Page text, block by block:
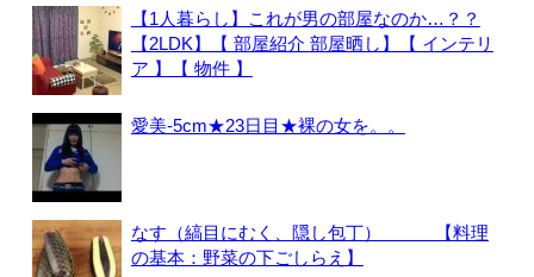
【1人暮らし】これが男の部屋なのか…？？
【2LDK】【 部屋紹介 部屋晒し】【 インテリ
ア 】【 物件 】
愛美-5cm★23日目★裸の女を。。
なす（縞目にむく、隠し包丁） 【料理
の基本：野菜の下ごしらえ】